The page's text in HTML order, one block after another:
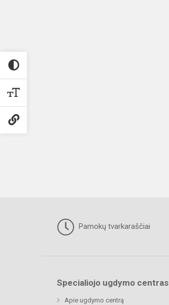
Pamokų tvarkaraščiai
Specialiojo ugdymo centras
Apie ugdymo centrą